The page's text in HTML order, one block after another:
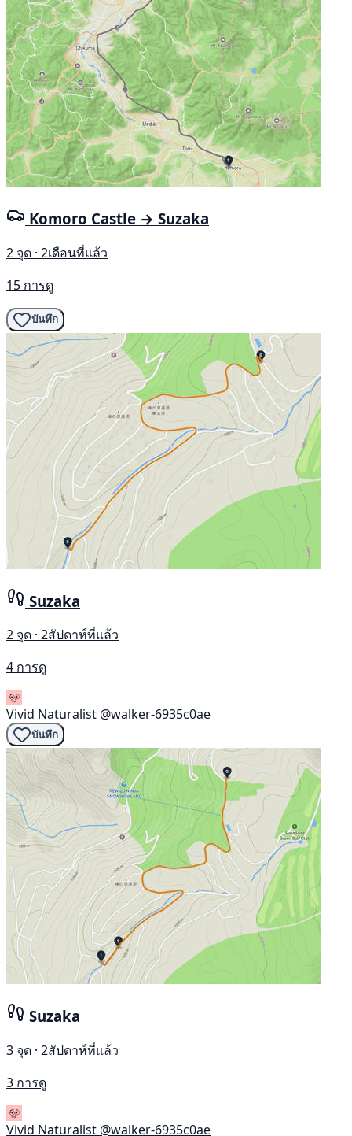
Komoro Castle → Suzaka
2 จุด · 2เดือนที่แล้ว
15 การดู
บันทึก
Suzaka
2 จุด · 2สัปดาห์ที่แล้ว
4 การดู
Vivid Naturalist @walker-6935c0ae
บันทึก
Suzaka
3 จุด · 2สัปดาห์ที่แล้ว
3 การดู
Vivid Naturalist @walker-6935c0ae